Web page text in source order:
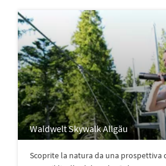
Waldwelt Skywalk Allgäu
Scoprite la natura da una prospettiva